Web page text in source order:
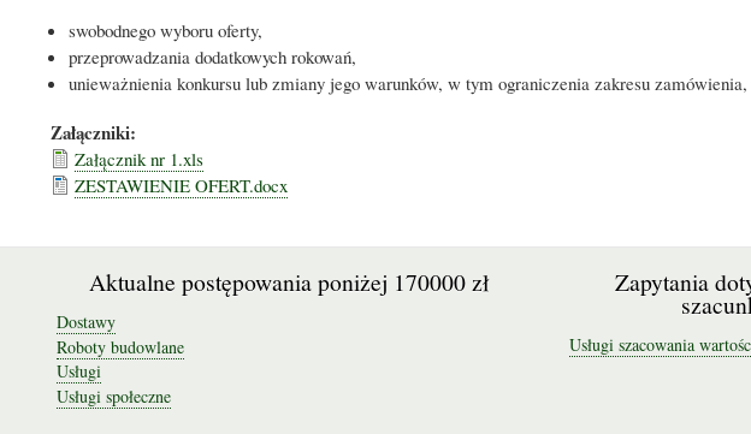
swobodnego wyboru oferty,
przeprowadzania dodatkowych rokowań,
unieważnienia konkursu lub zmiany jego warunków, w tym ograniczenia zakresu zamówienia,
Załączniki:
Załącznik nr 1.xls
ZESTAWIENIE OFERT.docx
Aktualne postępowania poniżej 170000 zł
Dostawy
Roboty budowlane
Usługi
Usługi społeczne
Zapytania
Usługi szacowania